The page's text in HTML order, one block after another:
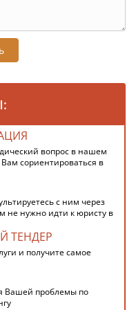
вопрос в нашем
сориентироваться в
с ним через
не нужно идти к юристу в
ТЕНДЕР
и получите самое
Вашей проблемы по